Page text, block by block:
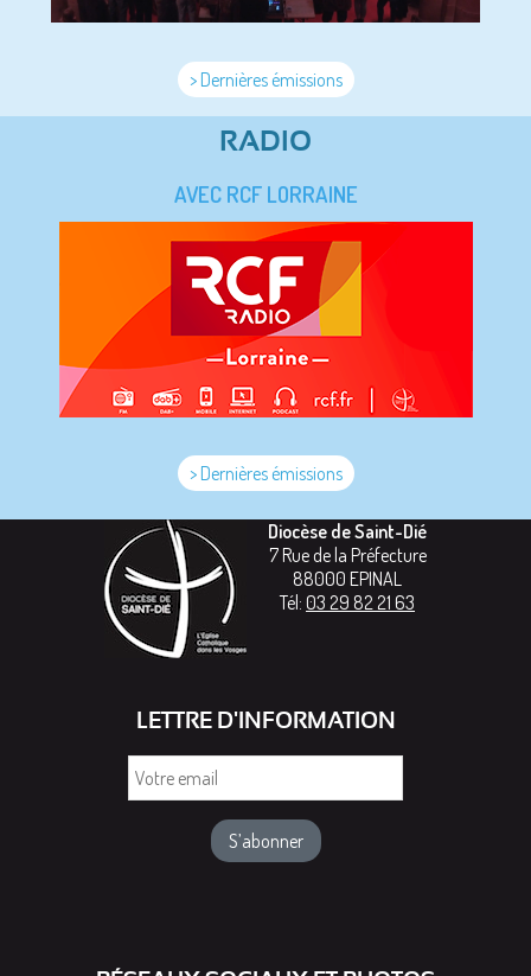
> Dernières émissions
RADIO
AVEC RCF LORRAINE
> Dernières émissions
Diocèse de Saint-Dié
7 Rue de la Préfecture
88000 EPINAL
Tél: 03 29 82 21 63
LETTRE D'INFORMATION